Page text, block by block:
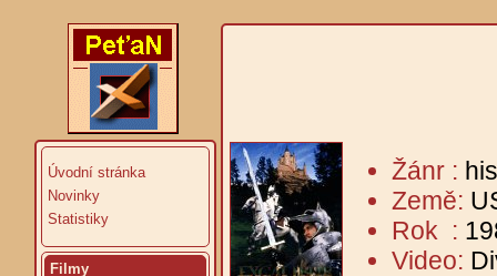
Úvodní stránka
Novinky
Statistiky
Filmy
Žánr :
Země:
Rok :
Video: